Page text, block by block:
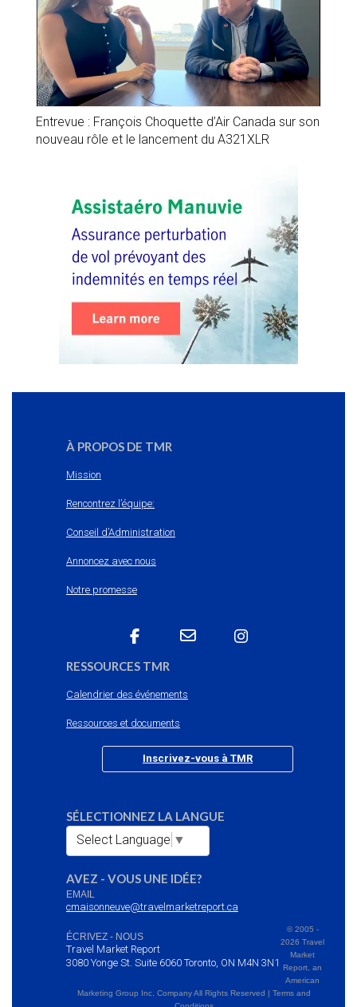
Entrevue : François Choquette d’Air Canada sur son
nouveau rôle et le lancement du A321XLR
À PROPOS DE TMR
Mission
Rencontrez l’équipe:
Conseil d’Administration
Annoncez avec nous
Notre promesse
RESSOURCES TMR
Calendrier des événements
Ressources et documents
Inscrivez-vous à TMR
SÉLECTIONNEZ LA LANGUE
Select Language ▼
AVEZ - VOUS UNE IDÉE?
EMAIL
cmaisonneuve@travelmarketreport.ca
ÉCRIVEZ - NOUS
Travel Market Report
3080 Yonge St. Suite 6060 Toronto, ON M4N 3N1
© 2005 -
2026 Travel
Market
Report, an
American
Marketing Group Inc. Company All Rights Reserved | Terms and